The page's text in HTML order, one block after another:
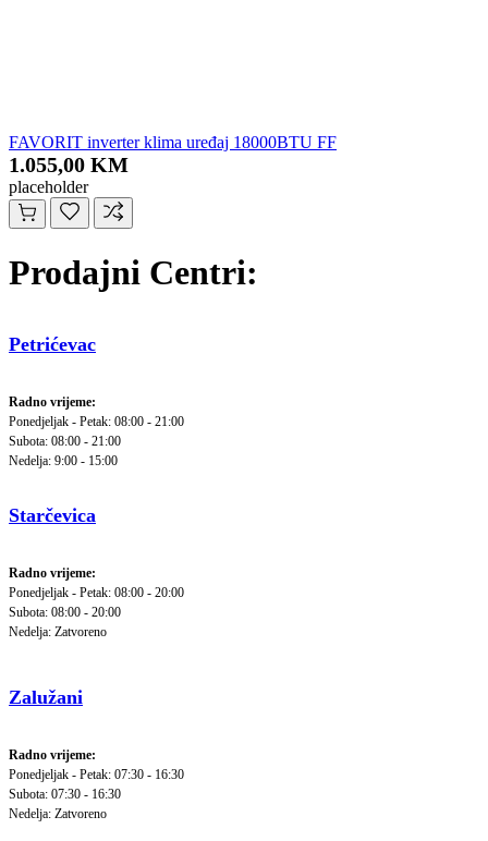
FAVORIT inverter klima uređaj 18000BTU FF
1.055,00 KM
placeholder
Prodajni Centri:
Petrićevac
Radno vrijeme:
Ponedjeljak - Petak: 08:00 - 21:00
Subota: 08:00 - 21:00
Nedelja: 9:00 - 15:00
Starčevica
Radno vrijeme:
Ponedjeljak - Petak: 08:00 - 20:00
Subota: 08:00 - 20:00
Nedelja: Zatvoreno
Zalužani
Radno vrijeme:
Ponedjeljak - Petak: 07:30 - 16:30
Subota: 07:30 - 16:30
Nedelja: Zatvoreno